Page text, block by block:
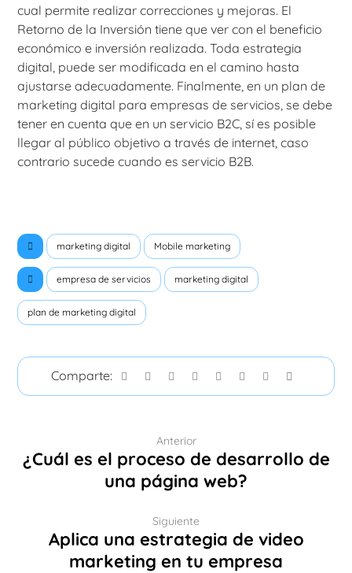
cual permite realizar correcciones y mejoras. El
Retorno de la Inversión tiene que ver con el beneficio
económico e inversión realizada. Toda estrategia
digital, puede ser modificada en el camino hasta
ajustarse adecuadamente. Finalmente, en un plan de
marketing digital para empresas de servicios, se debe
tener en cuenta que en un servicio B2C, sí es posible
llegar al público objetivo a través de internet, caso
contrario sucede cuando es servicio B2B.
marketing digital Mobile marketing
empresa de servicios marketing digital
plan de marketing digital
Anterior
¿Cuál es el proceso de desarrollo de
una página web?
Siguiente
Aplica una estrategia de video
marketing en tu empresa